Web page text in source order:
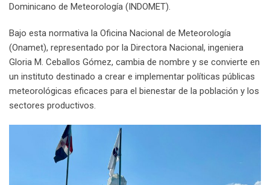
Dominicano de Meteorología (INDOMET).
Bajo esta normativa la Oficina Nacional de Meteorología
(Onamet), representado por la Directora Nacional, ingeniera
Gloria M. Ceballos Gómez, cambia de nombre y se convierte en
un instituto destinado a crear e implementar políticas públicas
meteorológicas eficaces para el bienestar de la población y los
sectores productivos.